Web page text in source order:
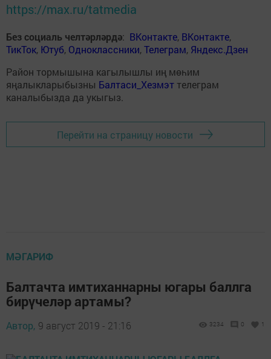
https://max.ru/tatmedia
Без социаль челтәрләрдә: ВКонтакте, ВКонтакте,
ТикТок, Ютуб, Одноклассники,Телеграм, Яндекс.Дзен
Район тормышына кагылышлы иң мөһим
яңалыкларыбызны Балтаси_Хезмэт телеграм
каналыбызда да укыгыз.
Перейти на страницу новости
МӘГАРИФ
Балтачта имтиханнарны югары баллга
бирүчеләр артамы?
Автор, 9 август 2019 - 21:16 3234 0 1